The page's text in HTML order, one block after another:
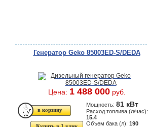
Генератор Geko 85003ED-S/DEDA
Цена: 1 488 000руб.
Мощность: 81 кВт
Расход топлива (л/час):
15.4
Объем бака (л): 190